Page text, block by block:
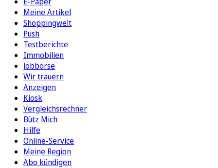
Meine Artikel
Shoppingwelt
Push
Testberichte
Immobilien
Jobbörse
Wir trauern
Anzeigen
Kiosk
Vergleichsrechner
Bütz Mich
Hilfe
Online-Service
Meine Region
Abo kündigen